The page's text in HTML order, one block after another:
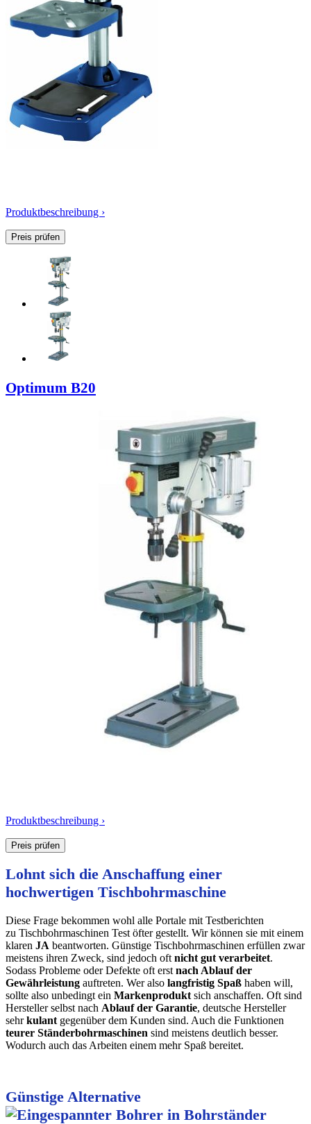
Produktbeschreibung ›
Optimum B20
Produktbeschreibung ›
Lohnt sich die Anschaffung einer
hochwertigen Tischbohrmaschine
Diese Frage bekommen wohl alle Portale mit Testberichten
zu Tischbohrmaschinen Test öfter gestellt. Wir können sie mit einem
klaren JA beantworten. Günstige Tischbohrmaschinen erfüllen zwar
meistens ihren Zweck, sind jedoch oft nicht gut verarbeitet.
Sodass Probleme oder Defekte oft erst nach Ablauf der
Gewährleistung auftreten. Wer also langfristig Spaß haben will,
sollte also unbedingt ein Markenprodukt sich anschaffen. Oft sind
Hersteller selbst nach Ablauf der Garantie, deutsche Hersteller
sehrkulant gegenüber dem Kunden sind. Auch die Funktionen
teurer Ständerbohrmaschinen sind meistens deutlich besser.
Wodurch auch das Arbeiten einem mehr Spaß bereitet.
Günstige Alternative